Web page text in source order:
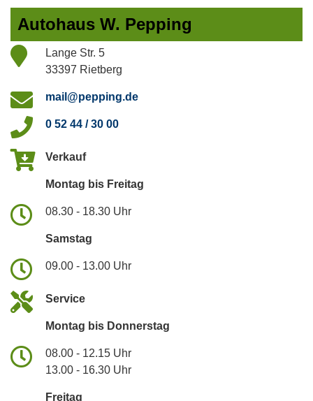
Autohaus W. Pepping
Lange Str. 5
33397 Rietberg
mail@pepping.de
0 52 44 / 30 00
Verkauf
Montag bis Freitag
08.30 - 18.30 Uhr
Samstag
09.00 - 13.00 Uhr
Service
Montag bis Donnerstag
08.00 - 12.15 Uhr
13.00 - 16.30 Uhr
Freitag